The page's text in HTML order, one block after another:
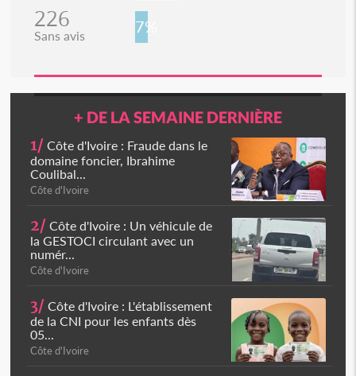
226
Sans avis 7%
+ DE LA SEMAINE DERNIÈRE
1/ Côte d'Ivoire : Fraude dans le
domaine foncier, Ibrahime
Coulibal...
Côte d'Ivoire
2/ Côte d'Ivoire : Un véhicule de
la GESTOCI circulant avec un
numér...
Côte d'Ivoire
3/ Côte d'Ivoire : L'établissement
de la CNI pour les enfants dès
05...
Côte d'Ivoire